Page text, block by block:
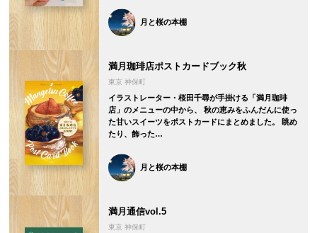
月と桜の本棚
満月珈琲店ポストカードブック秋
東京 神保町
イラストレーター・桜田千尋が手掛ける「満月珈琲
店」のメニューの中から、 秋の恵みをふんだんに使っ
た甘いスイーツをポストカードにまとめました。 眺め
たり、飾った…
月と桜の本棚
満月通信vol.5
東京 神保町